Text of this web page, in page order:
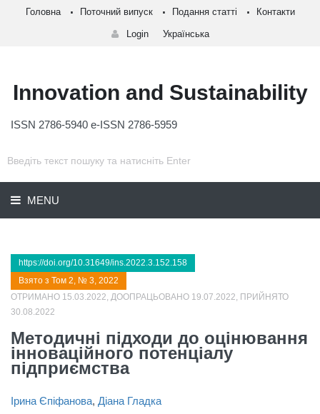
Головна Поточний випуск Подання статті Контакти
Login Українська
Innovation and Sustainability
ISSN 2786-5940 e-ISSN 2786-5959
MENU
https://doi.org/10.31649/ins.2022.3.152.158
Взято з Том 2, № 3, 2022
ОТРИМАНО 15.03.2022, ДООПРАЦЬОВАНО 19.07.2022, ПРИЙНЯТО
30.08.2022
Методичні підходи до оцінювання
інноваційного потенціалу
підприємства
Ірина Єпіфанова, Діана Гладка